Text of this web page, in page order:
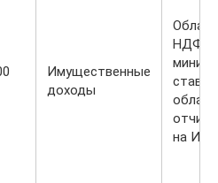
Имущественные
доходы
НДФЛ
на